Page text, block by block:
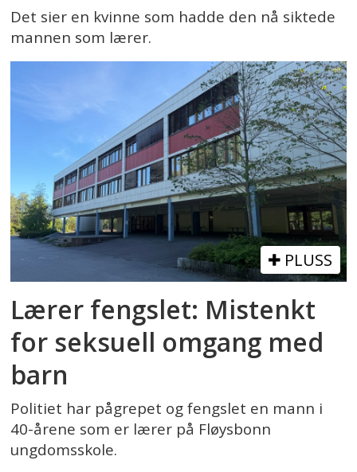
Det sier en kvinne som hadde den nå siktede
mannen som lærer.
PLUSS
Lærer fengslet: Mistenkt
for seksuell omgang med
barn
Politiet har pågrepet og fengslet en mann i
40-årene som er lærer på Fløysbonn
ungdomsskole.